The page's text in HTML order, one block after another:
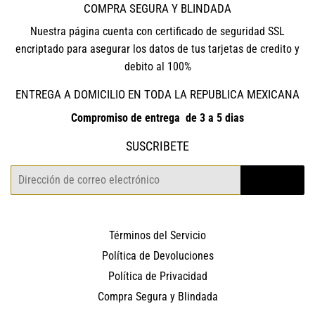
COMPRA SEGURA Y BLINDADA
Nuestra página cuenta con certificado de seguridad SSL
encriptado para asegurar los datos de tus tarjetas de credito y
debito al 100%
ENTREGA A DOMICILIO EN TODA LA REPUBLICA MEXICANA
Compromiso de entrega de 3 a 5 dias
SUSCRIBETE
Correo
Términos del Servicio
Política de Devoluciones
Política de Privacidad
Compra Segura y Blindada